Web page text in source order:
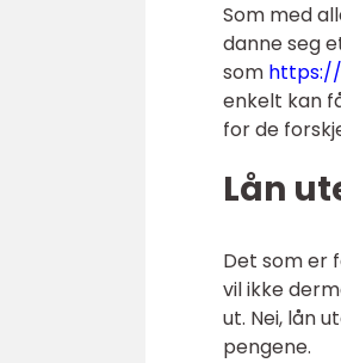
Som med
danne seg
som
enkelt kan
for de
Lån
Det som er
vil ikke
ut. Nei, lån
pengene.